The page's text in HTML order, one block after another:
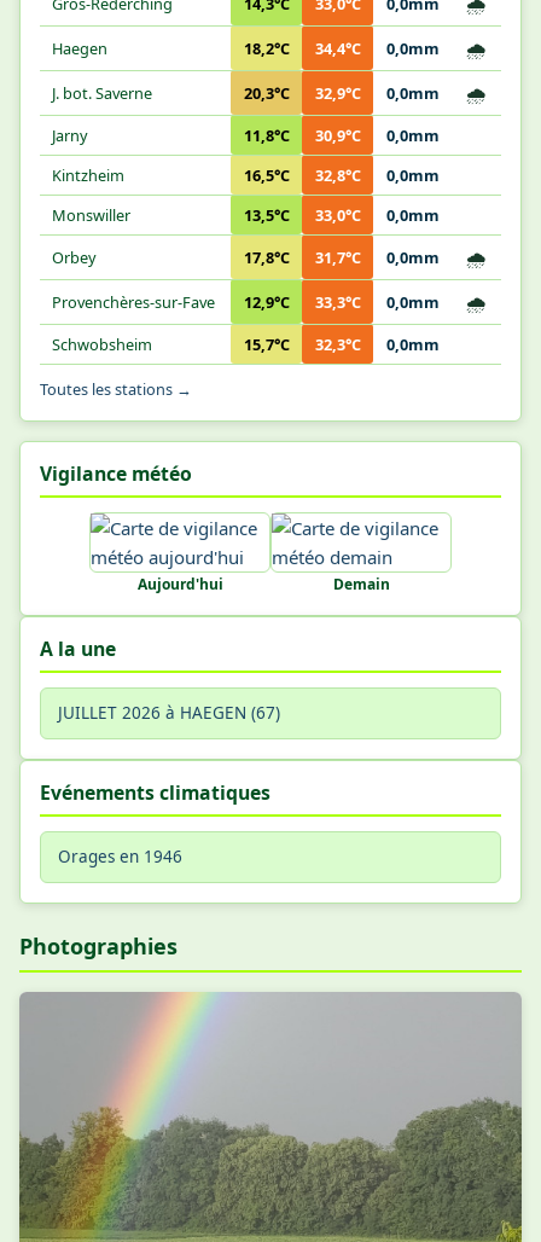
Haegen 18,2°C 34,4°C 0,0mm 🌧️
J. bot. Saverne 20,3°C 32,9°C 0,0mm 🌧️
Jarny 11,8°C 30,9°C
0,0mm
Kintzheim
16,5°C 32,8°C
0,0mm
Monswiller
13,5°C 33,0°C
0,0mm
Orbey
17,8°C 31,7°C 0,0mm 🌧️
Provenchères-sur-Fave 12,9°C 33,3°C 0,0mm 🌧️
Schwobsheim 15,7°C 32,3°C 0,0mm
Toutes les stations →
Vigilance météo
Aujourd'hui Demain
A la une
JUILLET 2026 à HAEGEN (67)
Evénements climatiques
Orages en 1946
Photographies